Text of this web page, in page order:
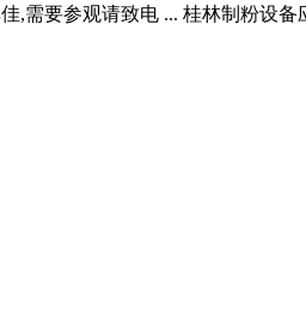
,需要参观请致电 ... 桂林制粉设